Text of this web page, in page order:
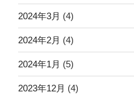
2024年3月 (4)
2024年2月 (4)
2024年1月 (5)
2023年12月 (4)